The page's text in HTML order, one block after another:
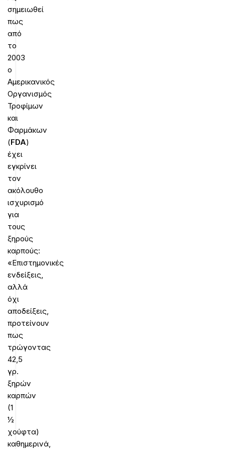
σημειωθεί
πως
από
το
2003
ο
Αμερικανικός
Οργανισμός
Τροφίμων
και
Φαρμάκων
(FDA)
έχει
εγκρίνει
τον
ακόλουθο
ισχυρισμό
για
τους
ξηρούς
καρπούς:
«Επιστημονικές
ενδείξεις,
αλλά
όχι
αποδείξεις,
προτείνουν
πως
τρώγοντας
42,5
γρ.
ξηρών
καρπών
(1
½
χούφτα)
καθημερινά,